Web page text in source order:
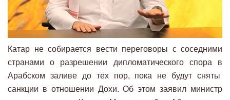
Катар не собирается вести переговоры с соседними
странами о разрешении дипломатического спора в
Арабском заливе до тех пор, пока не будут сняты
санкции в отношении Дохи. Об этом заявил министр